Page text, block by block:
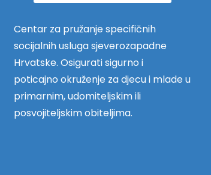
Centar za pružanje specifičnih
socijalnih usluga sjeverozapadne
Hrvatske. Osigurati sigurno i
poticajno okruženje za djecu i mlade u
primarnim, udomiteljskim ili
posvojiteljskim obiteljima.